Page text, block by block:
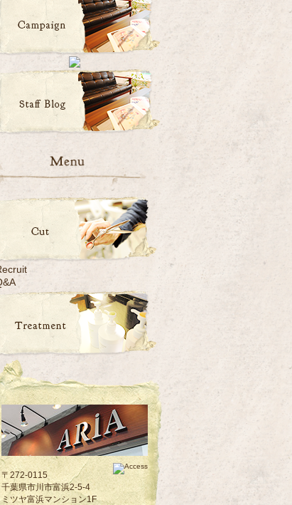
〒272-0115
千葉県市川市富浜2-5-4
ミツヤ富浜マンション1F